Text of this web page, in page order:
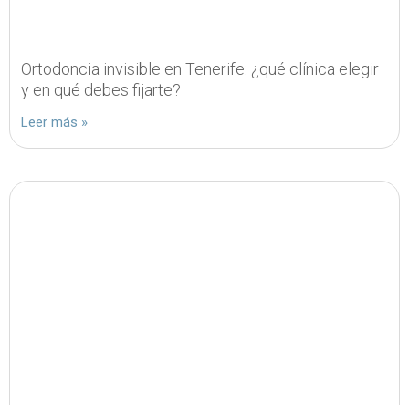
Ortodoncia invisible en Tenerife: ¿qué clínica elegir
y en qué debes fijarte?
Leer más »